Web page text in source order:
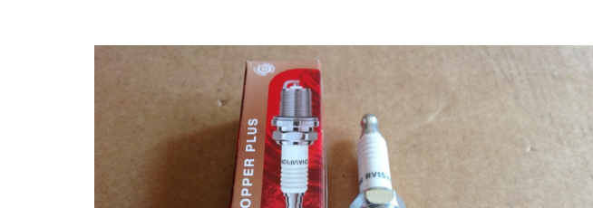
Пропустить галерею изображений